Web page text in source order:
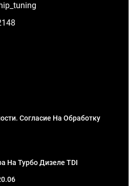
Согласие На Обработку
На Турбо Дизеле TDI